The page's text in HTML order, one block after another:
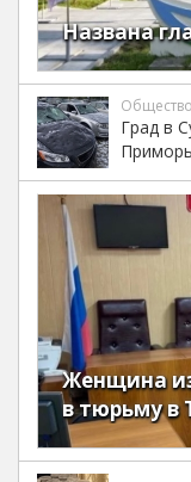
Названа
Град в
Женщина
в тюрьму в